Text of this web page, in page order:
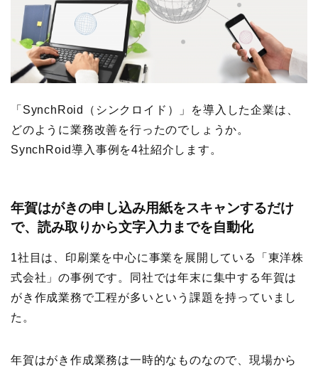
「SynchRoid（シンクロイド）」を導入した企業は、
どのように業務改善を行ったのでしょうか。
SynchRoid導入事例を4社紹介します。
年賀はがきの申し込み用紙をスキャンするだけ
で、読み取りから文字入力までを自動化
1社目は、印刷業を中心に事業を展開している「東洋株
式会社」の事例です。同社では年末に集中する年賀は
がき作成業務で工程が多いという課題を持っていまし
た。
年賀はがき作成業務は一時的なものなので、現場から